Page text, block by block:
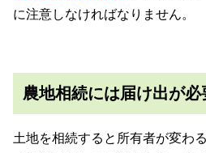
に注意しなければなりません。
農地相続には届け出が必
土地を相続すると所有者が変わ